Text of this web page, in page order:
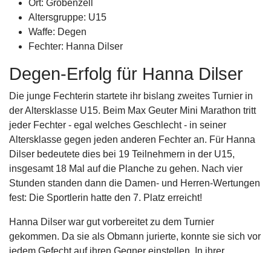
Ort: Gröbenzell
Altersgruppe: U15
Waffe: Degen
Fechter: Hanna Dilser
Degen-Erfolg für Hanna Dilser
Die junge Fechterin startete ihr bislang zweites Turnier in
der Altersklasse U15. Beim Max Geuter Mini Marathon tritt
jeder Fechter - egal welches Geschlecht - in seiner
Altersklasse gegen jeden anderen Fechter an. Für Hanna
Dilser bedeutete dies bei 19 Teilnehmern in der U15,
insgesamt 18 Mal auf die Planche zu gehen. Nach vier
Stunden standen dann die Damen- und Herren-Wertungen
fest: Die Sportlerin hatte den 7. Platz erreicht!
Hanna Dilser war gut vorbereitet zu dem Turnier
gekommen. Da sie als Obmann jurierte, konnte sie sich vor
jedem Gefecht auf ihren Gegner einstellen. In ihrer